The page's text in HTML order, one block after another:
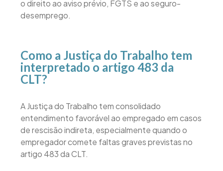
o direito ao aviso prévio, FGTS e ao seguro-
desemprego.
Como a Justiça do Trabalho tem
interpretado o artigo 483 da
CLT?
A Justiça do Trabalho tem consolidado
entendimento favorável ao empregado em casos
de rescisão indireta, especialmente quando o
empregador comete faltas graves previstas no
artigo 483 da CLT.